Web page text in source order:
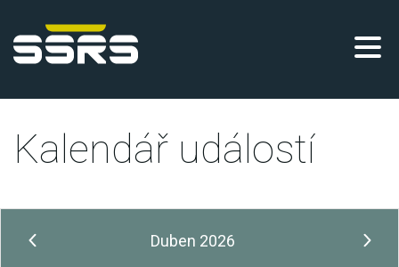
Kalendář událostí
Duben 2026